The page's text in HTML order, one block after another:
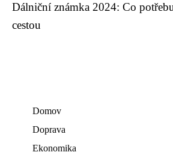
Dálniční známka 2024: Co
cestou
Domov
Doprava
Ekonomika